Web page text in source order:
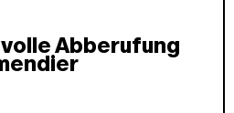
Abberufung